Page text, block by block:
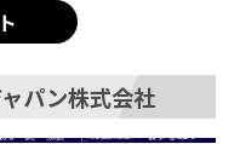
パン株式会社